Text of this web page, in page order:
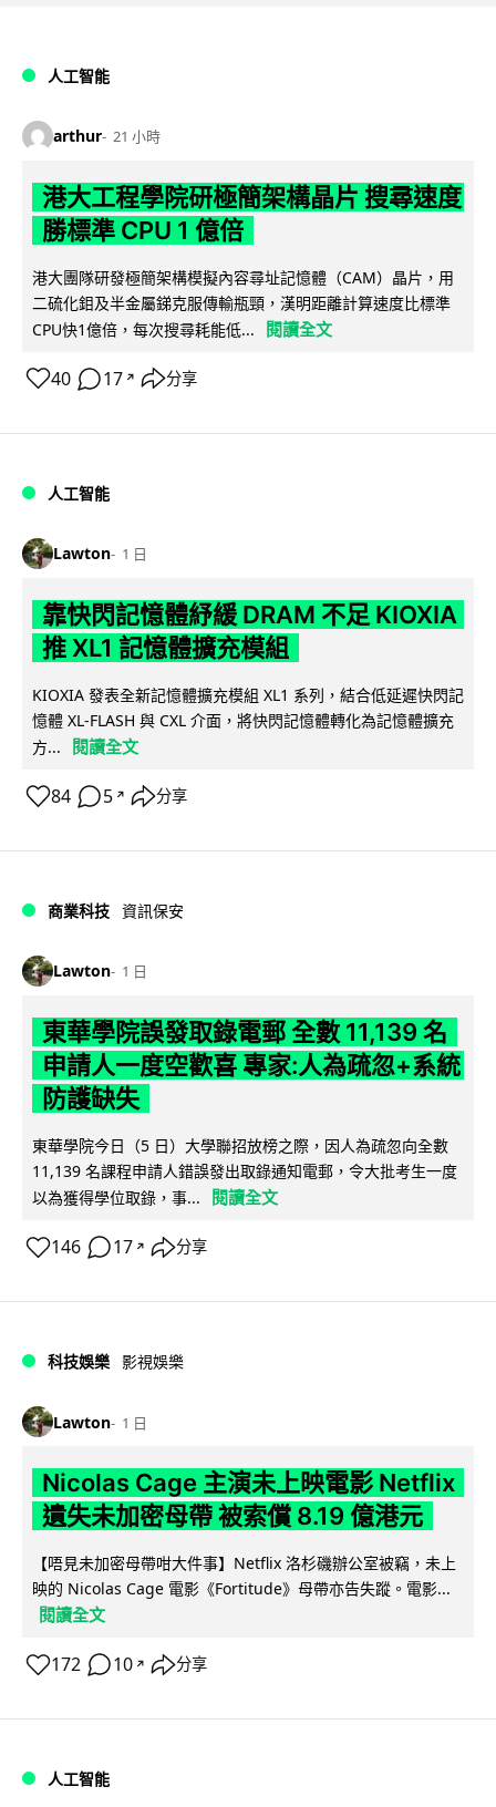
人工智能
arthur 21 小時
港大工程學院研極簡架構晶片 搜尋速度
勝標準 CPU 1 億倍
港大團隊研發極簡架構模擬內容尋址記憶體（CAM）晶片，用
二硫化鉬及半金屬銻克服傳輸瓶頸，漢明距離計算速度比標準
CPU快1億倍，每次搜尋耗能低...
閱讀全文
40 17 ↗ 分享
人工智能
Lawton 1 日
靠快閃記憶體紓緩 DRAM 不足 KIOXIA
推 XL1 記憶體擴充模組
KIOXIA 發表全新記憶體擴充模組 XL1 系列，結合低延遲快閃記
憶體 XL-FLASH 與 CXL 介面，將快閃記憶體轉化為記憶體擴充
方...
閱讀全文
84 5 ↗ 分享
商業科技 資訊保安
Lawton 1 日
東華學院誤發取錄電郵 全數 11,139 名
申請人一度空歡喜 專家:人為疏忽+系統
防護缺失
東華學院今日（5 日）大學聯招放榜之際，因人為疏忽向全數
11,139 名課程申請人錯誤發出取錄通知電郵，令大批考生一度
以為獲得學位取錄，事...
閱讀全文
146 17 ↗ 分享
科技娛樂 影視娛樂
Lawton 1 日
Nicolas Cage 主演未上映電影 Netflix
遺失未加密母帶 被索償 8.19 億港元
【唔見未加密母帶咁大件事】Netflix 洛杉磯辦公室被竊，未上
映的 Nicolas Cage 電影《Fortitude》母帶亦告失蹤。電影...
閱讀全文
172 10 ↗ 分享
人工智能